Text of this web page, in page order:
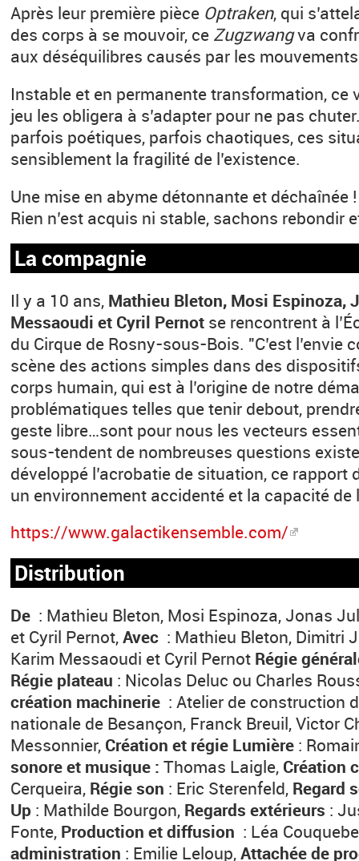
Après leur première pièce Optraken, qui
des corps à se mouvoir, ce Zugzwangva
aux déséquilibres causés par les
Instable et en permanente transformation, ce
jeu les obligera à s’adapter pour ne pas
parfois poétiques, parfois chaotiques, ces
sensiblement la fragilité de l’existence.
Une mise en abyme détonnante et déchaînée !
Rien n’est acquis ni stable, sachons rebondir
La compagnie
Il y a 10 ans, Mathieu Bleton, Mosi Espinoza,
Messaoudi et Cyril Pernot se rencontrent à
du Cirque de Rosny-sous-Bois. "C’est l’envie
scène des actions simples dans des
corps humain, qui est à l’origine de notre
problématiques telles que tenir debout,
geste libre…sont pour nous les vecteurs
sous-tendent de nombreuses questions
développé l’acrobatie de situation, ce rapport
un environnement accidenté et la capacité de
https://www.galactikensemble.com/
Distribution
De : Mathieu Bleton, Mosi Espinoza, Jonas
et Cyril Pernot,Avec : Mathieu Bleton, Dimitri
Karim Messaoudi et Cyril Pernot Régie
Régie plateau : Nicolas Deluc ou Charles
création machinerie : Atelier de construction
nationale de Besançon, Franck Breuil, Victor
Messonnier, Création et régie Lumière :
sonore et musique : Thomas Laigle, Création
Cerqueira, Régie son : Eric Sterenfeld, Regard
Up : Mathilde Bourgon, Regards extérieurs :
Fonte, Production et diffusion : Léa
administration : Emilie Leloup,Attachée de